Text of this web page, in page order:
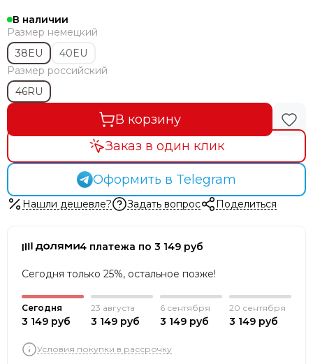
В наличии
Размер немецкий
38EU
40EU
Размер российский
46RU
В корзину
Заказ в один клик
Оформить в Telegram
Нашли дешевле? Задать вопрос Поделиться
4 платежа по 3 149 руб
Сегодня только 25%, остальное позже!
Сегодня
3 149 руб
23 августа
3 149 руб
6 сентября
3 149 руб
20 сентября
3 149 руб
Условия покупки в рассрочку